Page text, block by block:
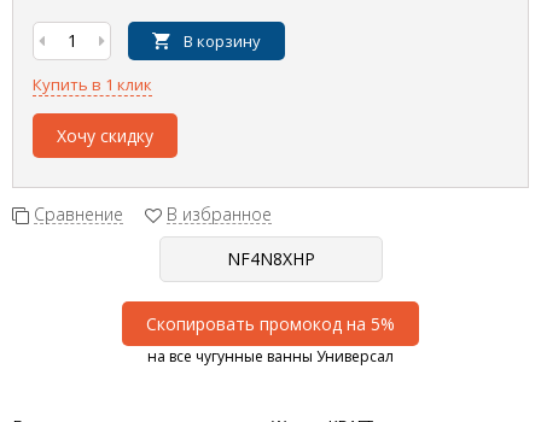
В корзину
Купить в 1 клик
Хочу скидку
Сравнение В избранное
Скопировать промокод на 5%
на все чугунные ванны Универсал